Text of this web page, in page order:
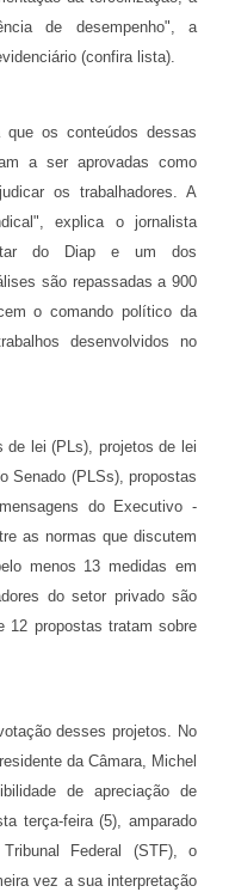
de desempenho", a
(confira lista).
os conteúdos dessas
a ser aprovadas como
os trabalhadores. A
explica o jornalista
do Diap e um dos
são repassadas a 900
o comando político da
desenvolvidos no
de lei (PLs), projetos de lei
Senado (PLSs), propostas
do Executivo -
as normas que discutem
menos 13 medidas em
do setor privado são
12 propostas tratam sobre
desses projetos. No
da Câmara, Michel
de apreciação de
terça-feira (5), amparado
Federal (STF), o
vez a sua interpretação